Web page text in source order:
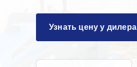
Узнать цену у дилера